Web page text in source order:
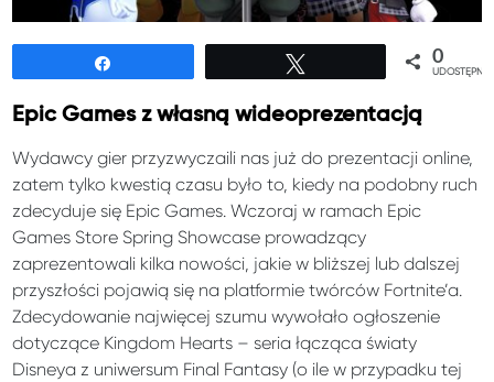
0
Epic Games z własną wideoprezentacją
Wydawcy gier przyzwyczaili nas już do prezentacji online,
zatem tylko kwestią czasu było to, kiedy na podobny ruch
zdecyduje się Epic Games. Wczoraj w ramach Epic
Games Store Spring Showcase prowadzący
zaprezentowali kilka nowości, jakie w bliższej lub dalszej
przyszłości pojawią się na platformie twórców Fortnite’a.
Zdecydowanie najwięcej szumu wywołało ogłoszenie
dotyczące Kingdom Hearts – seria łącząca światy
Disneya z uniwersum Final Fantasy (o ile w przypadku tej